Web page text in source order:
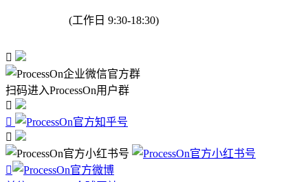
(工作日 9:30-18:30)

扫码进入ProcessOn用户群



